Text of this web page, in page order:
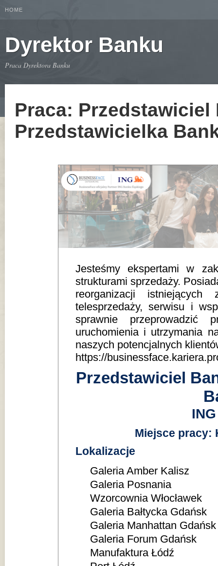
HOME
Dyrektor Banku
Praca Dyrektora Banku
Praca: Przedstawiciel
Przedstawicielka
Jesteśmy ekspertami w
strukturami sprzedaży.
reorganizacji istniejących
telesprzedaży, serwisu i
sprawnie przeprowadzić
uruchomienia i utrzymania
naszych potencjalnych
https://
Przedstawiciel
Miejsce pracy:
Lokalizacje
Galeria Amber Kalisz
Galeria Posnania
Wzorcownia Włocławek
Galeria Bałtycka Gdańsk
Galeria Manhattan Gdańsk
Galeria Forum Gdańsk
Manufaktura Łódź